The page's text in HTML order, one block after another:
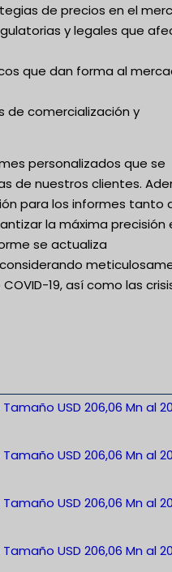
de precios en el
y legales que
que dan forma al
de comercialización y
personalizados que se
de nuestros clientes.
para los informes tanto
la máxima precisión
se actualiza
19, así como las
USD 206,06 Mn al
USD 206,06 Mn al
USD 206,06 Mn al
USD 206,06 Mn al